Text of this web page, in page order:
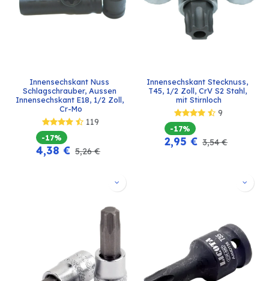
Innensechskant Nuss
Schlagschrauber, Aussen
Innensechskant E18, 1/2 Zoll,
Cr-Mo
119
-17%
4,38 € 5,26€
Innensechskant Stecknuss,
T45, 1/2 Zoll, CrV S2 Stahl,
mit Stirnloch
9
-17%
2,95 € 3,54€